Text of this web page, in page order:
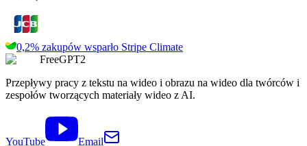
0,2% zakupów wsparło Stripe Climate
FreeGPT2
Przepływy pracy z tekstu na wideo i obrazu na wideo dla twórców i
zespołów tworzących materiały wideo z AI.
YouTube
Email